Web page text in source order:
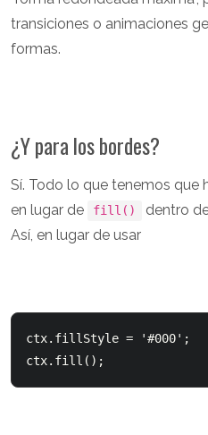
transiciones o animaciones
formas.
¿Y para los bordes?
Sí. Todo lo que tenemos que
en lugar de fill() dentro
Así, en lugar de usar
ctx.fillStyle = '#000';
ctx.fill();